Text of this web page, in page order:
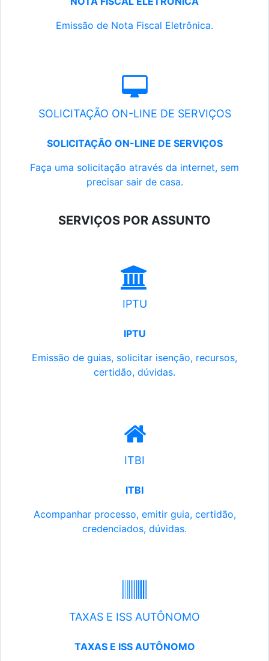
Emissão de Nota Fiscal Eletrônica.
SOLICITAÇÃO ON-LINE DE SERVIÇOS
SOLICITAÇÃO ON-LINE DE SERVIÇOS
Faça uma solicitação através da internet, sem
precisar sair de casa.
SERVIÇOS POR ASSUNTO
IPTU
IPTU
Emissão de guias, solicitar isenção, recursos,
certidão, dúvidas.
ITBI
ITBI
Acompanhar processo, emitir guia, certidão,
credenciados, dúvidas.
TAXAS E ISS AUTÔNOMO
TAXAS E ISS AUTÔNOMO